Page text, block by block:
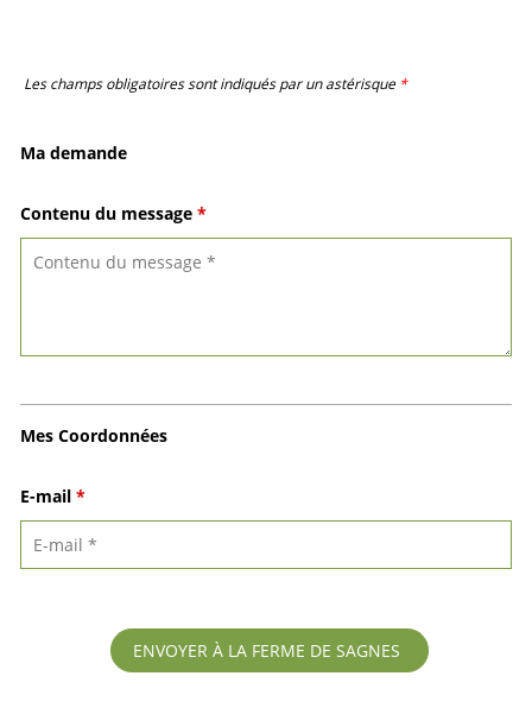
Les champs obligatoires sont indiqués par un astérisque *
Ma demande
Contenu du message *
Mes Coordonnées
E-mail *